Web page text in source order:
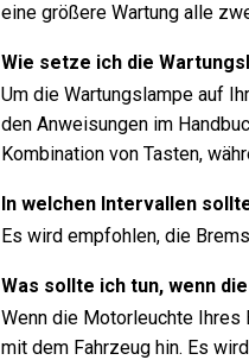
eine größere Wartung alle
Wie setze ich die
Um die Wartungslampe auf
den Anweisungen im
Kombination von Tasten,
In welchen Intervallen
Es wird empfohlen, die
Was sollte ich tun, wenn
Wenn die Motorleuchte
mit dem Fahrzeug hin. Es